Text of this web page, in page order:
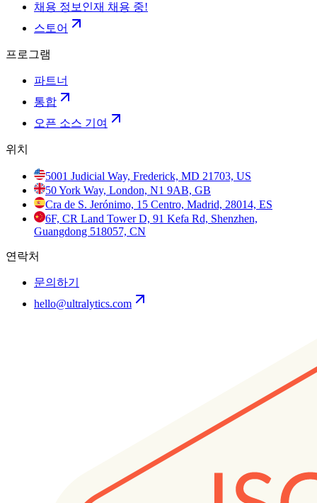
채용 정보인재 채용 중!
스토어
프로그램
파트너
통합
오픈 소스 기여
위치
5001 Judicial Way, Frederick, MD 21703, US
50 York Way, London, N1 9AB, GB
Cra de S. Jerónimo, 15 Centro, Madrid, 28014, ES
6F, CR Land Tower D, 91 Kefa Rd, Shenzhen,
Guangdong 518057, CN
연락처
문의하기
hello@ultralytics.com